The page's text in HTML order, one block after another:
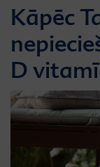
Kāpēc
D